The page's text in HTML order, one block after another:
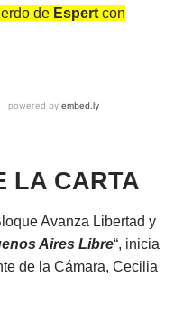
de Espert con
LA CARTA
Avanza Libertad y
Aires Libre“, inicia
de la Cámara, Cecilia